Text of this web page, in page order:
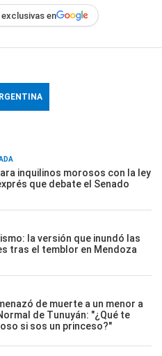
en
inquilinos morosos con la ley
que debate el Senado
la versión que inundó las
tras el temblor en Mendoza
de muerte a un menor a
de Tunuyán: "¿Qué te
si sos un princeso?"